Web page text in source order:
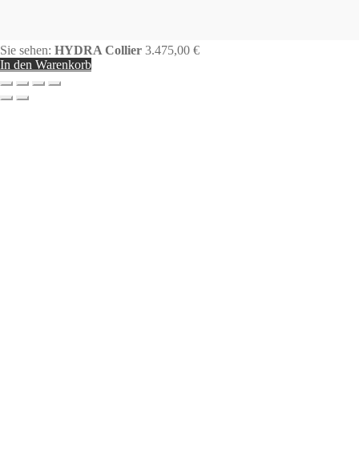
Sie sehen: HYDRA Collier 3.475,00 €
In den Warenkorb